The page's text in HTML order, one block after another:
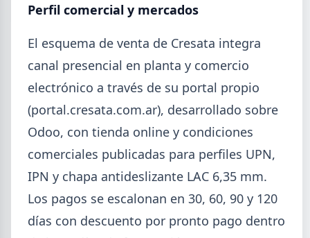
REGISTRESE GRATIS
Perfil comercial y mercados
El esquema de venta de Cresata integra
canal presencial en planta y comercio
electrónico a través de su portal propio
(portal.cresata.com.ar), desarrollado sobre
Odoo, con tienda online y condiciones
comerciales publicadas para perfiles UPN,
IPN y chapa antideslizante LAC 6,35 mm.
Los pagos se escalonan en 30, 60, 90 y 120
días con descuento por pronto pago dentro